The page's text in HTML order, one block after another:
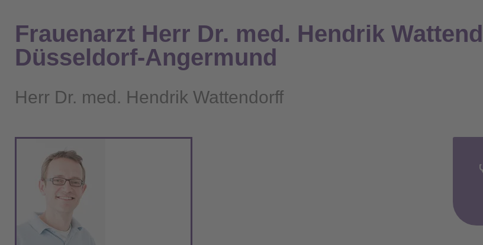
Frauenarzt Herr Dr. med. Hendrik
Düsseldorf-Angermund
Herr Dr. med. Hendrik Wattendorff